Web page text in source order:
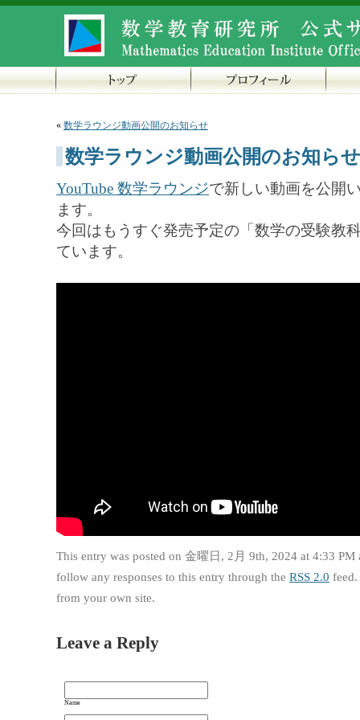
« 数学ラウンジ動画公開のお知らせ
数学ラウンジ動画公開のお知らせ
YouTube 数学ラウンジで新しい動画を公開
ます。
今回はもうすぐ発売予定の「数学の受験
ています。
This entry was posted on 金曜日, 2月 9th, 2024 at 4:33
follow any responses to this entry through the RSS 2.0
from your own site.
Leave a Reply
Name